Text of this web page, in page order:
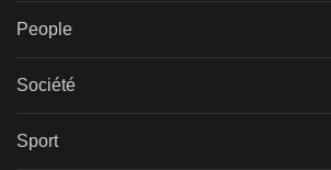
People
Société
Sport